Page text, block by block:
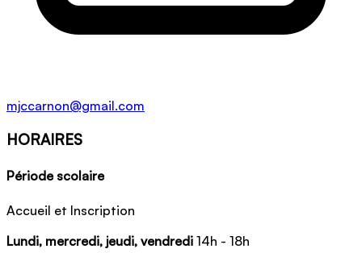
mjccarnon@gmail.com
HORAIRES
Période scolaire
Accueil et Inscription
Lundi, mercredi, jeudi, vendredi 14h - 18h